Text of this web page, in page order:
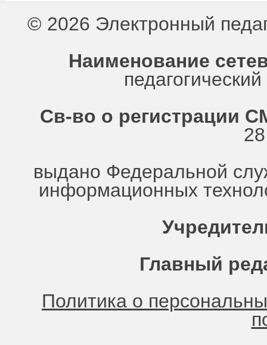
© 2026 Электронный
Наименование
Св-во о регистрации
выдано Федеральной
информационных
Главный
Политика о